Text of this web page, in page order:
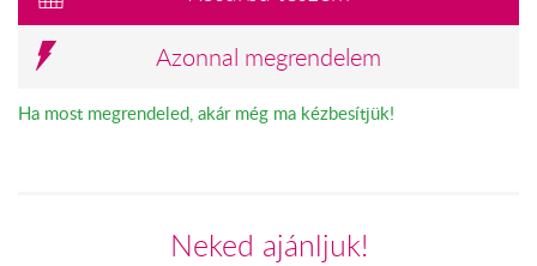
Azonnal megrendelem
Ha most megrendeled, akár még ma kézbesítjük!
Neked ajánljuk!